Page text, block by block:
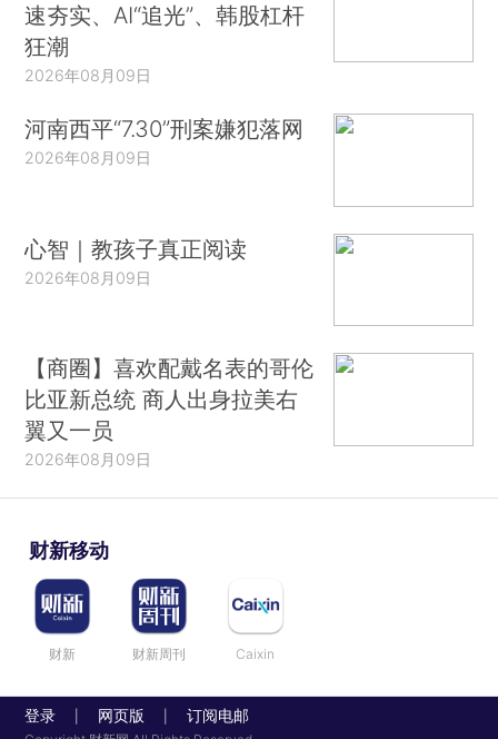
速夯实、AI“追光”、韩股杠杆
狂潮
2026年08月09日
河南西平“7.30”刑案嫌犯落网
2026年08月09日
心智｜教孩子真正阅读
2026年08月09日
【商圈】喜欢配戴名表的哥伦
比亚新总统 商人出身拉美右
翼又一员
2026年08月09日
财新移动
财新 财新周刊 Caixin
登录 网页版 订阅电邮